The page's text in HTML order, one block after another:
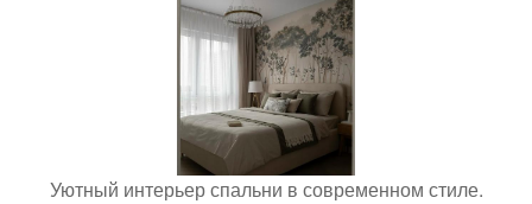
Уютный интерьер спальни в современном стиле.